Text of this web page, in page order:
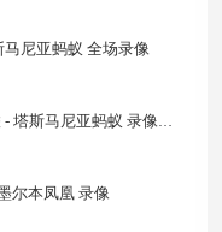
尼亚蚂蚁 全场录像
05月02日NBL(A)季后赛首轮G3 墨尔本联 - 塔斯马尼亚蚂蚁 录像集锦
尔本凤凰 录像